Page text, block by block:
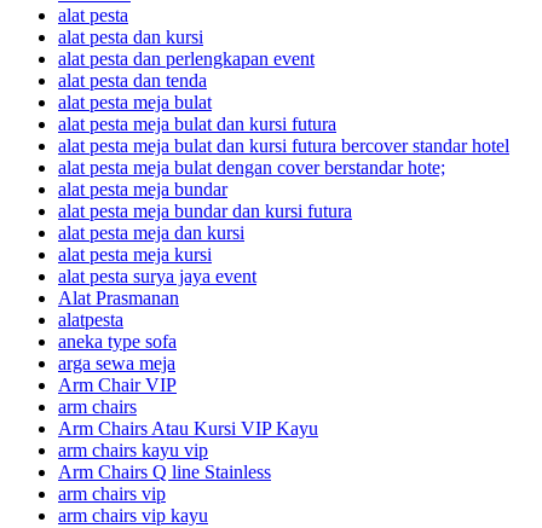
alat pesta
alat pesta dan kursi
alat pesta dan perlengkapan event
alat pesta dan tenda
alat pesta meja bulat
alat pesta meja bulat dan kursi futura
alat pesta meja bulat dan kursi futura bercover standar hotel
alat pesta meja bulat dengan cover berstandar hote;
alat pesta meja bundar
alat pesta meja bundar dan kursi futura
alat pesta meja dan kursi
alat pesta meja kursi
alat pesta surya jaya event
Alat Prasmanan
alatpesta
aneka type sofa
arga sewa meja
Arm Chair VIP
arm chairs
Arm Chairs Atau Kursi VIP Kayu
arm chairs kayu vip
Arm Chairs Q line Stainless
arm chairs vip
arm chairs vip kayu